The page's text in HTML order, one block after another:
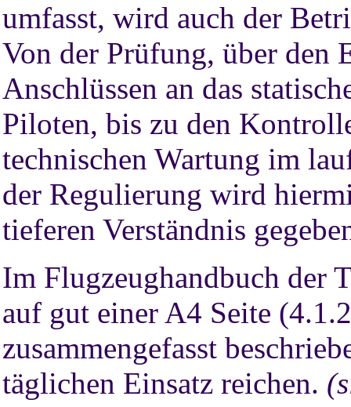
umfasst, wird auch der
Von der Prüfung, über den
Anschlüssen an das
Piloten, bis zu den
technischen Wartung im
der Regulierung wird
tieferen Verständnis
Im Flugzeughandbuch der
auf gut einer A4 Seite
zusammengefasst
täglichen Einsatz reichen.